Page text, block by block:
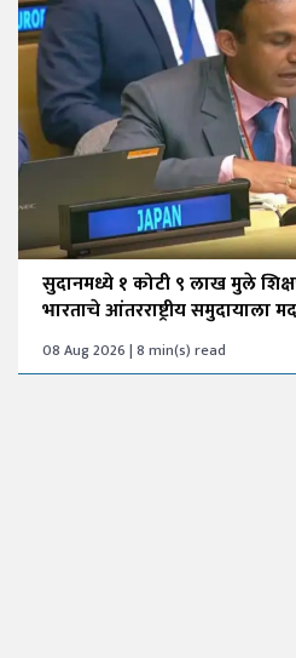
सुदानमध्ये १ कोटी ९ लाख मुले
भारताचे आंतरराष्ट्रीय समुदायाला
08 Aug 2026 | 8 min(s) read